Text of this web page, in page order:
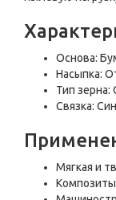
Основа:
Насыпка:
Тип
Связка:
Мягкая и